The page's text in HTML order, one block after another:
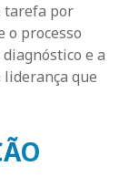
tarefa por
o processo
e a
que